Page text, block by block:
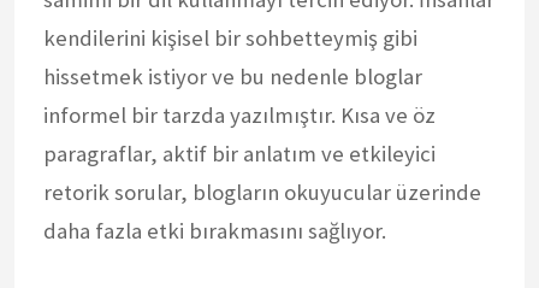
kendilerini kişisel bir sohbetteymiş gibi
hissetmek istiyor ve bu nedenle bloglar
informel bir tarzda yazılmıştır. Kısa ve öz
paragraflar, aktif bir anlatım ve etkileyici
retorik sorular, blogların okuyucular üzerinde
daha fazla etki bırakmasını sağlıyor.